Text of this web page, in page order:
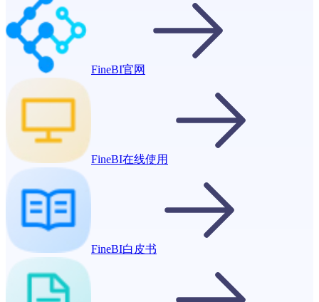
FineBI官网
FineBI在线使用
FineBI白皮书